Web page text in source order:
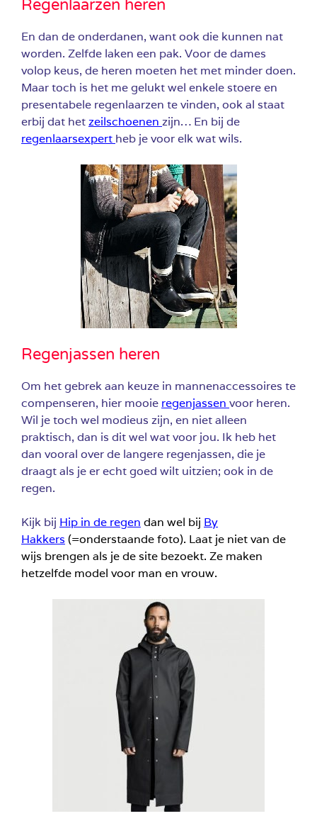
Regenlaarzen heren
En dan de onderdanen, want ook die kunnen nat
worden. Zelfde laken een pak. Voor de dames
volop keus, de heren moeten het met minder doen.
Maar toch is het me gelukt wel enkele stoere en
presentabele regenlaarzen te vinden, ook al staat
erbij dat hetzeilschoenen zijn… En bij de
regenlaarsexpert heb je voor elk wat wils.
Regenjassen heren
Om het gebrek aan keuze in mannenaccessoires te
compenseren, hier mooie regenjassen voor heren.
Wil je toch wel modieus zijn, en niet alleen
praktisch, dan is dit wel wat voor jou. Ik heb het
dan vooral over de langere regenjassen, die je
draagt als je er echt goed wilt uitzien; ook in de
regen.
Kijk bij Hip in de regen dan wel bij By
Hakkers (=onderstaande foto). Laat je niet van de
wijs brengen als je de site bezoekt. Ze maken
hetzelfde model voor man en vrouw.